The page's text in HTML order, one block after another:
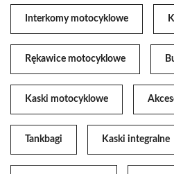
Interkomy motocyklowe
Rękawice motocyklowe
Kaski motocyklowe
Tankbagi Kaski integralne